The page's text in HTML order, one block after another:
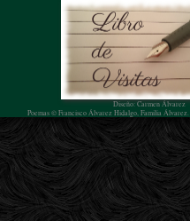
Diseño: Carmen Álvarez
Poemas © Francisco Álvarez Hidalgo, Familia Álvarez.